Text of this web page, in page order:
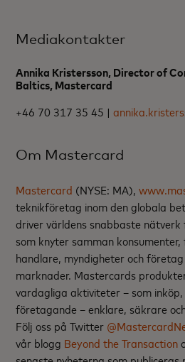
Mediakontakter
Annika Kristersson, Director of
Baltics, Mastercard
+46 70 317 35 45 |
Om Mastercard
Mastercard (NYSE: MA),
teknikföretag inom den globala
driver världens snabbaste
som knyter samman
handlare, myndigheter och
marknader. Mastercards
vardagliga aktiviteter – som
företagande – enklare, säkrare
Följ oss på Twitter
vår blogg Beyond the Transaction